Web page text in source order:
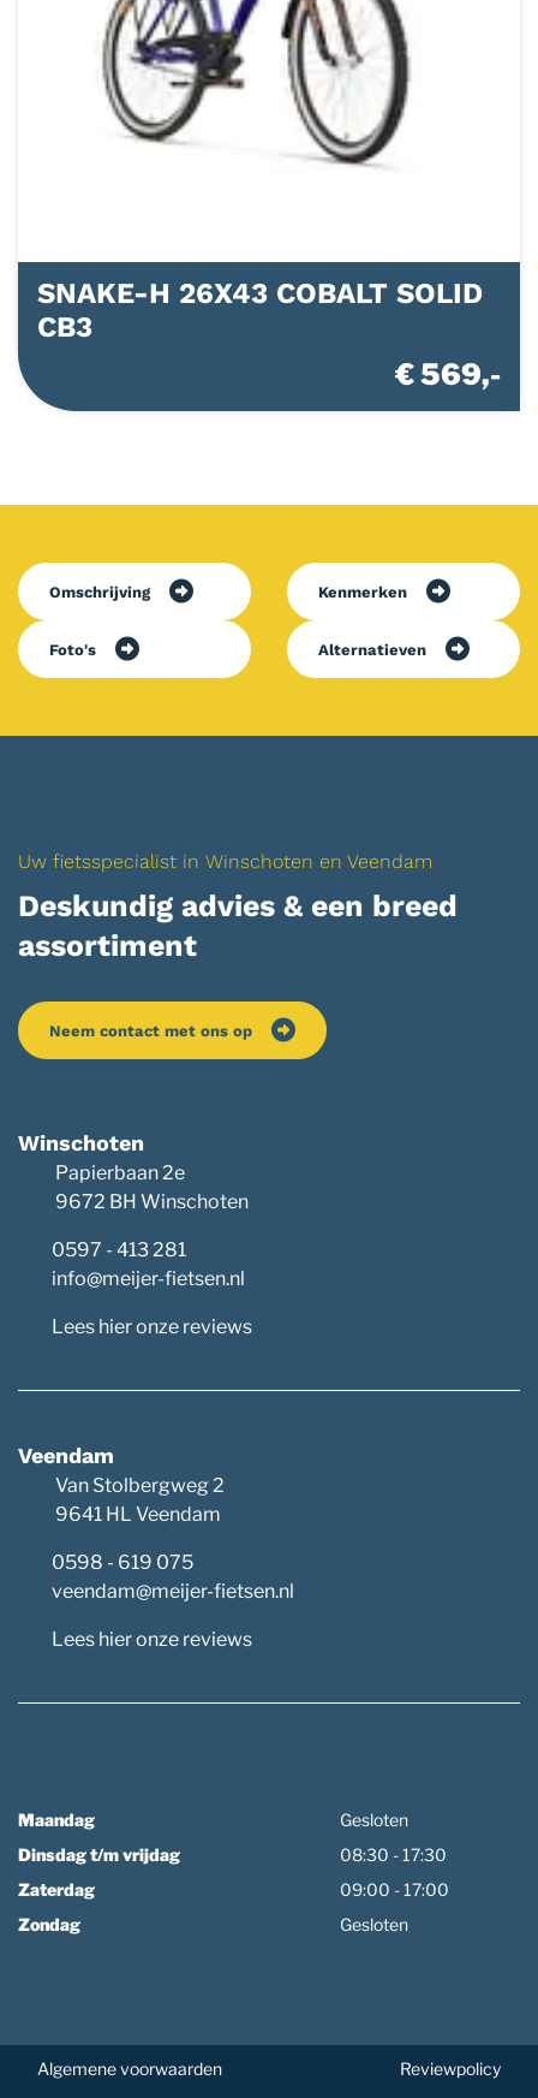
SNAKE-H 26X43 COBALT SOLID
CB3
€ 569,-
Omschrijving Kenmerken
Foto's Alternatieven
Uw fietsspecialist in Winschoten en Veendam
Deskundig advies & een breed
assortiment
Neem contact met ons op
Winschoten
Papierbaan 2e
9672 BH Winschoten
0597 - 413 281
info@meijer-fietsen.nl
Lees hier onze reviews
Veendam
Van Stolbergweg 2
9641 HL Veendam
0598 - 619 075
veendam@meijer-fietsen.nl
Lees hier onze reviews
Maandag
Gesloten
Dinsdag t/m vrijdag
08:30 - 17:30
Zaterdag
09:00 - 17:00
Zondag
Gesloten
Algemene voorwaarden Reviewpolicy